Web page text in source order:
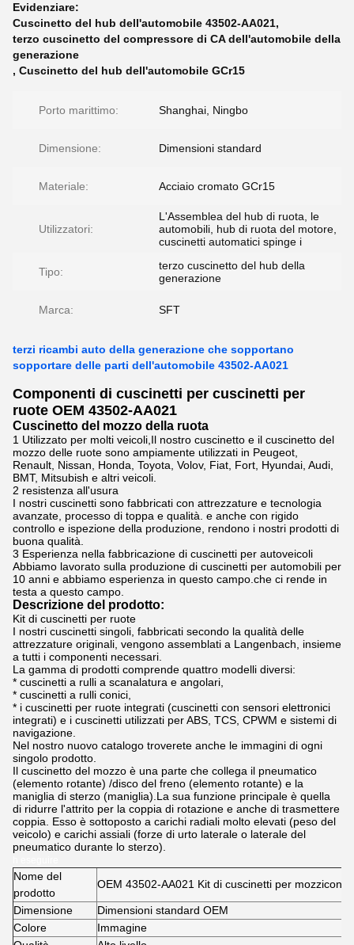
Evidenziare:
Cuscinetto del hub dell'automobile 43502-AA021,
terzo cuscinetto del compressore di CA dell'automobile della
generazione
, Cuscinetto del hub dell'automobile GCr15
Porto marittimo: Shanghai, Ningbo
Dimensione: Dimensioni standard
Materiale: Acciaio cromato GCr15
Utilizzatori:
L'Assemblea del hub di ruota, le
automobili, hub di ruota del motore,
cuscinetti automatici spinge i
Tipo:
terzo cuscinetto del hub della
generazione
Marca: SFT
terzi ricambi auto della generazione che sopportano
sopportare delle parti dell'automobile 43502-AA021
Componenti di cuscinetti per cuscinetti per
ruote OEM 43502-AA021
Cuscinetto del mozzo della ruota
1 Utilizzato per molti veicoli,Il nostro cuscinetto e il cuscinetto del
mozzo delle ruote sono ampiamente utilizzati in Peugeot,
Renault, Nissan, Honda, Toyota, Volov, Fiat, Fort, Hyundai, Audi,
BMT, Mitsubish e altri veicoli.
2 resistenza all'usura
I nostri cuscinetti sono fabbricati con attrezzature e tecnologia
avanzate, processo di toppa e qualità. e anche con rigido
controllo e ispezione della produzione, rendono i nostri prodotti di
buona qualità.
3 Esperienza nella fabbricazione di cuscinetti per autoveicoli
Abbiamo lavorato sulla produzione di cuscinetti per automobili per
10 anni e abbiamo esperienza in questo campo.che ci rende in
testa a questo campo.
Descrizione del prodotto:
Kit di cuscinetti per ruote
I nostri cuscinetti singoli, fabbricati secondo la qualità delle
attrezzature originali, vengono assemblati a Langenbach, insieme
a tutti i componenti necessari.
La gamma di prodotti comprende quattro modelli diversi:
* cuscinetti a rulli a scanalatura e angolari,
* cuscinetti a rulli conici,
* i cuscinetti per ruote integrati (cuscinetti con sensori elettronici
integrati) e i cuscinetti utilizzati per ABS, TCS, CPWM e sistemi di
navigazione.
Nel nostro nuovo catalogo troverete anche le immagini di ogni
singolo prodotto.
Il cuscinetto del mozzo è una parte che collega il pneumatico
(elemento rotante) /disco del freno (elemento rotante) e la
maniglia di sterzo (maniglia).La sua funzione principale è quella
di ridurre l'attrito per la coppia di rotazione e anche di trasmettere
coppia. Esso è sottoposto a carichi radiali molto elevati (peso del
veicolo) e carichi assiali (forze di urto laterale o laterale del
pneumatico durante lo sterzo).
Nome del
prodotto
OEM 43502-AA021 Kit di cuscinetti per mozziconi
Dimensione
Dimensioni standard OEM
Colore
Immagine